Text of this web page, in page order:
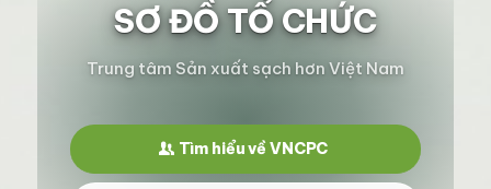
SƠ ĐỒ TỔ CHỨC
Trung tâm Sản xuất sạch hơn Việt Nam
Tìm hiểu về VNCPC